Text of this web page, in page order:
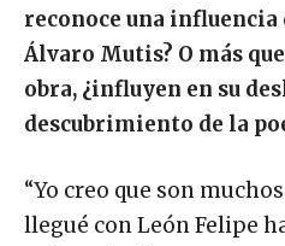
reconoce una influencia
Álvaro Mutis? O más
obra, ¿influyen en su
descubrimiento de la
“Yo creo que son
llegué con León Felipe